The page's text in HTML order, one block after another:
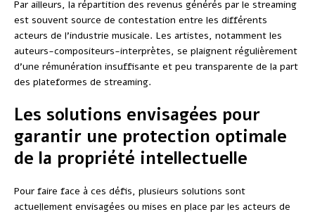
Par ailleurs, la répartition des revenus générés par le streaming
est souvent source de contestation entre les différents
acteurs de l’industrie musicale. Les artistes, notamment les
auteurs-compositeurs-interprètes, se plaignent régulièrement
d’une rémunération insuffisante et peu transparente de la part
des plateformes de streaming.
Les solutions envisagées pour
garantir une protection optimale
de la propriété intellectuelle
Pour faire face à ces défis, plusieurs solutions sont
actuellement envisagées ou mises en place par les acteurs de